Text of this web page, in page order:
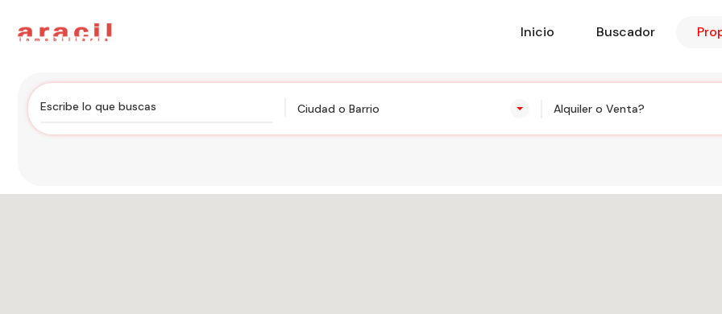
Inicio Buscador
Ciudad o Barrio Alquiler o Venta?